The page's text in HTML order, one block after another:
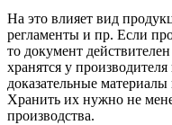
На это влияет вид
регламенты и пр. Если
то документ
хранятся у
доказательные
Хранить их нужно не
производства.